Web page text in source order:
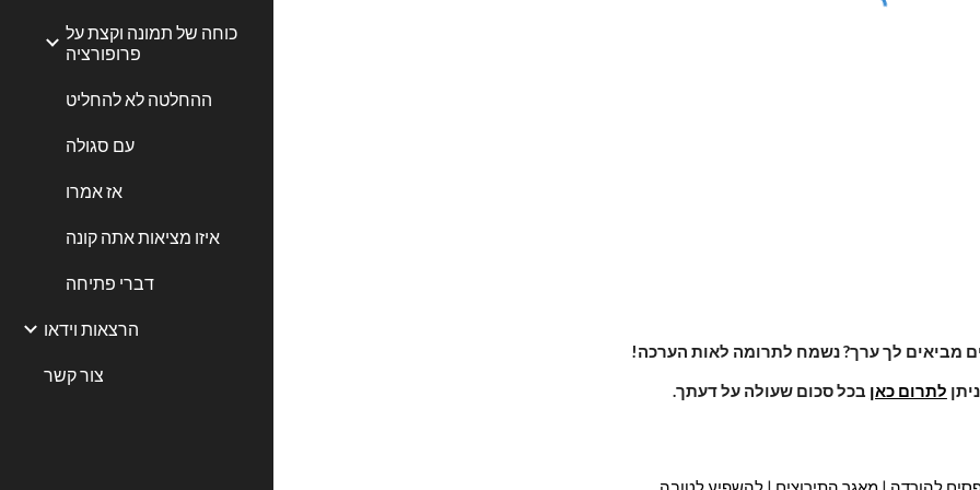
כוחה של תמונה וקצת על
פרופורציה
ההחלטה לא להחליט
עם סגולה
אז אמרו
איזו מציאות אתה קונה
דברי פתיחה
הרצאות וידאו
צור קשר
מביאים לך ערך? נשמח לתרומה לאות הערכה!
ניתן לתרום כאן בכל סכום שעולה על דעתך.